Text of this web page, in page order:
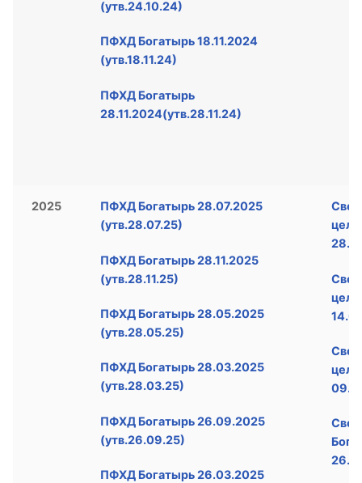
(утв.24.10.24)
ПФХД Богатырь 18.11.2024
(утв.18.11.24)
ПФХД Богатырь
28.11.2024(утв.28.11.24)
2025
ПФХД Богатырь 28.07.2025
(утв.28.07.25)
ПФХД Богатырь 28.11.2025
(утв.28.11.25)
ПФХД Богатырь 28.05.2025
(утв.28.05.25)
ПФХД Богатырь 28.03.2025
(утв.28.03.25)
ПФХД Богатырь 26.09.2025
(утв.26.09.25)
ПФХД Богатырь 26.03.2025